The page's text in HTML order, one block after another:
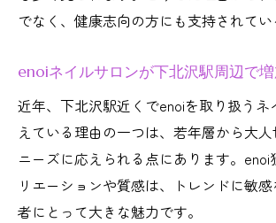
でなく、健康志向の方にも支持されてい
enoiネイルサロンが下北沢駅周辺で
近年、下北沢駅近くでenoiを取り扱うネ
えている理由の一つは、若年層から大
ニーズに応えられる点にあります。enoi
リエーションや質感は、トレンドに敏
者にとって大きな魅力です。